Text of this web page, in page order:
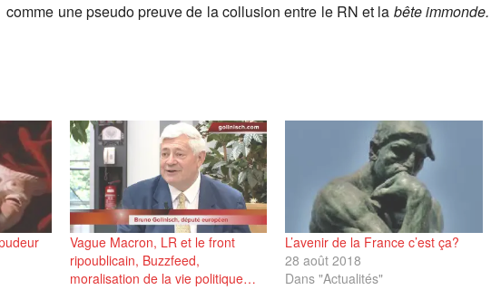
une pseudo preuve de la collusion entre le RN et la bête immonde.
Vague Macron, LR et le front
ripoublicain, Buzzfeed,
moralisation de la vie politique…
L’avenir de la France c’est ça?
28 août 2018
Dans "Actualités"